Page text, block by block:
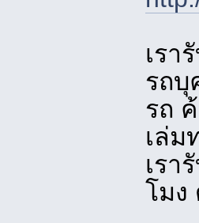
เรา
รถ
รถ
เล่ม
เรา
โมง